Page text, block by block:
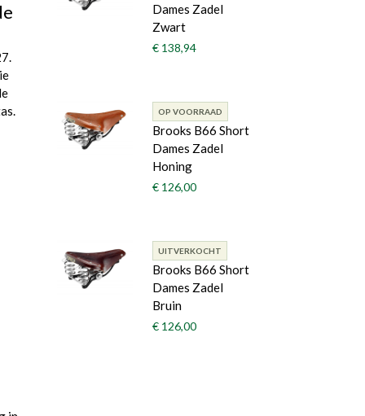
Dames Zadel
Zwart
€ 138,94
OP VOORRAAD
Brooks B66 Short
Dames Zadel
Honing
€ 126,00
UITVERKOCHT
Brooks B66 Short
Dames Zadel
Bruin
€ 126,00